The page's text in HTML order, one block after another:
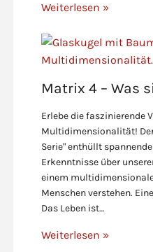
Weiterlesen »
Matrix 4 – Was
Erlebe die faszinierende
Multidimensionalität!
Serie" enthüllt
Erkenntnisse über
einem
Menschen verstehen.
Das Leben ist…
Weiterlesen »